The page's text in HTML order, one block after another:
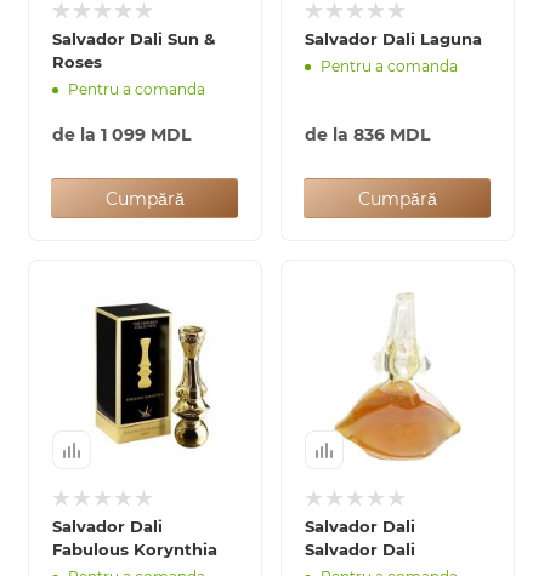
Salvador Dali Sun &
Roses
Pentru a comanda
de la 1 099 MDL
Cumpără
Salvador Dali Laguna
Pentru a comanda
de la 836 MDL
Cumpără
Salvador Dali
Fabulous Korynthia
Salvador Dali
Salvador Dali